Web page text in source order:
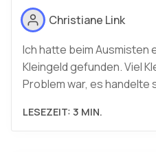
Christiane Link
Ich hatte beim Ausmisten
Kleingeld gefunden. Viel
Problem war, es handelte
LESEZEIT: 3 MIN.